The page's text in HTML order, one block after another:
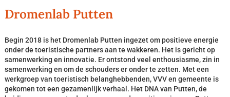
Dromenlab Putten
Begin 2018 is het Dromenlab Putten ingezet om positieve energie
onder de toeristische partners aan te wakkeren. Het is gericht op
samenwerking en innovatie. Er ontstond veel enthousiasme, zin in
samenwerking en om de schouders er onder te zetten. Met een
werkgroep van toeristisch belanghebbenden, VVV en gemeente is
gekomen tot een gezamenlijk verhaal. Het DNA van Putten, de